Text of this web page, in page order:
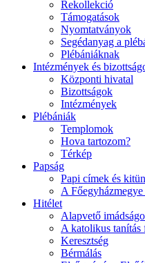
Rekollekció
Támogatások
Nyomtatványok
Segédanyag a
Plébániáknak
Intézmények és
Központi hivatal
Bizottságok
Intézmények
Plébániák
Templomok
Hova tartozom?
Térkép
Papság
Papi címek és
A
Hitélet
Alapvető
A katolikus tanítás
Keresztség
Bérmálás